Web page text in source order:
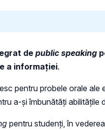
de public speaking
a informației.
pentru probele orale ale
a-și îmbunătăți abilitățile
pentru studenți, în